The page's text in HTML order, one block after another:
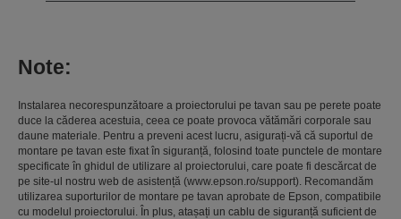
Note:
Instalarea necorespunzătoare a proiectorului pe tavan sau pe perete poate
duce la căderea acestuia, ceea ce poate provoca vătămări corporale sau
daune materiale. Pentru a preveni acest lucru, asigurați-vă că suportul de
montare pe tavan este fixat în siguranță, folosind toate punctele de montare
specificate în ghidul de utilizare al proiectorului, care poate fi descărcat de
pe site-ul nostru web de asistență (www.epson.ro/support). Recomandăm
utilizarea suporturilor de montare pe tavan aprobate de Epson, compatibile
cu modelul proiectorului. În plus, atașați un cablu de siguranță suficient de